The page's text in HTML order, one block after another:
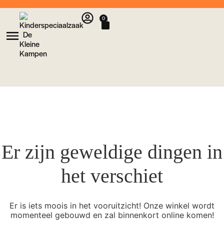
0
Er zijn geweldige dingen in
het verschiet
Er is iets moois in het vooruitzicht! Onze winkel wordt
momenteel gebouwd en zal binnenkort online komen!